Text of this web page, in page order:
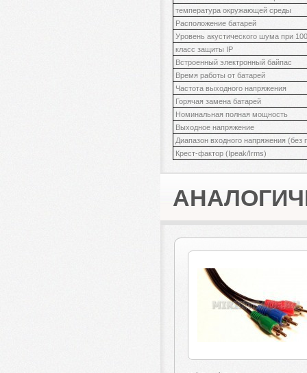
температура окружающей среды
Расположение батарей
Уровень акустического шума при
класс защиты IP
Встроенный электронный байпас
Время работы от батарей
Частота выходного напряжения
Горячая замена батарей
Номинальная полная мощность
Выходное напряжение
Диапазон входного напряжения
Крест-фактор (Ipeak/Irms)